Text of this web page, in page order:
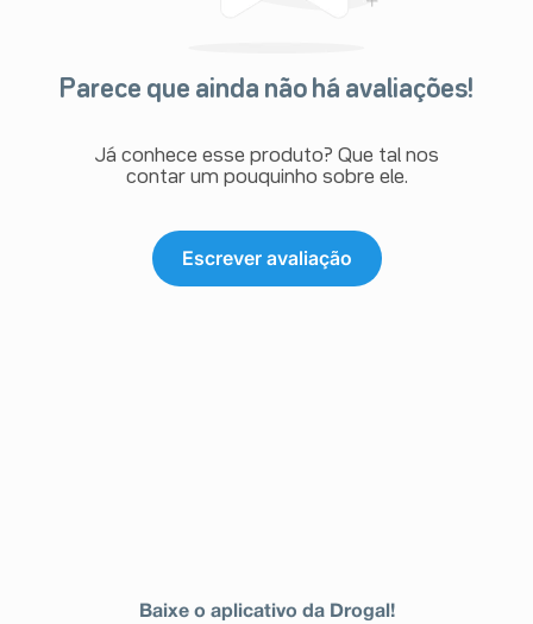
Parece que ainda não há avaliações!
Já conhece esse produto? Que tal nos
contar um pouquinho sobre ele.
Escrever avaliação
Baixe o aplicativo da Drogal!